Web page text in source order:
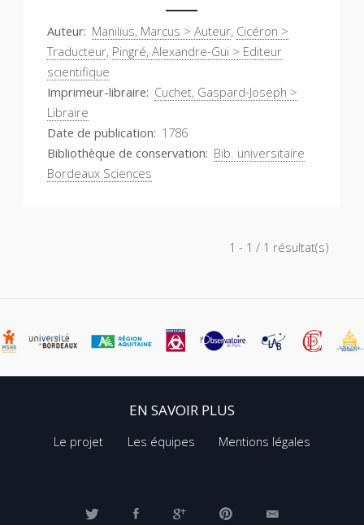
Auteur Manilius, Marcus > Auteur, Cicéron >
Traducteur, Pingré, Alexandre-Gui > Editeur
scientifique
Imprimeur-libraire Cuchet, Gaspard-Joseph >
Libraire
Date de publication 1786
Bibliothèque de conservation Bib. universitaire
Bordeaux Sciences
1 - 1 / 1 résultat(s)
EN SAVOIR PLUS
Le projet Les équipes Mentions légales